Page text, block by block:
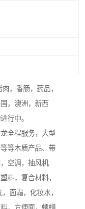
，香肠，药品，
，澳洲，新西
行中。
全程服务，大型
等木质产品、带
空调，抽风机
料，复合材料，
面霜，化妆水，